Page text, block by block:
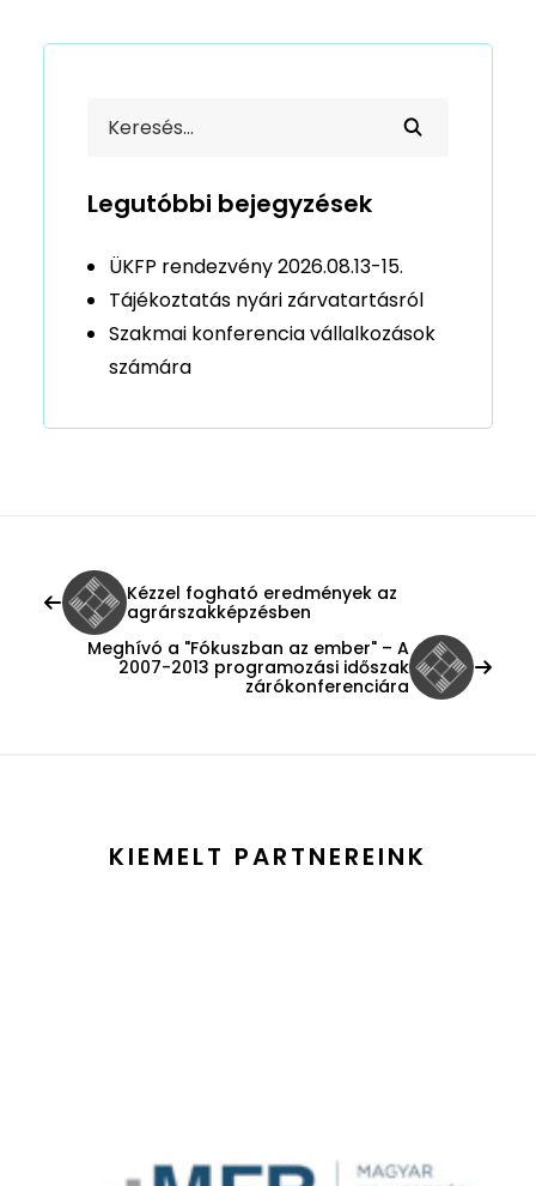
Legutóbbi bejegyzések
ÜKFP rendezvény 2026.08.13-15.
Tájékoztatás nyári zárvatartásról
Szakmai konferencia vállalkozások
számára
Kézzel fogható eredmények az
agrárszakképzésben
Meghívó a "Fókuszban az ember" – A
2007-2013 programozási időszak
zárókonferenciára
KIEMELT PARTNEREINK